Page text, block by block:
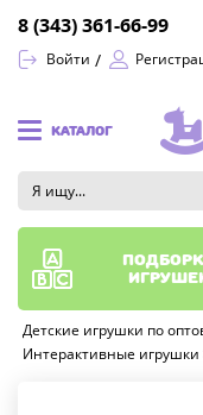
Войти
8 (343) 361-66-99
КАТАЛОГ
Детские игрушки по
Интерактивные игрушки